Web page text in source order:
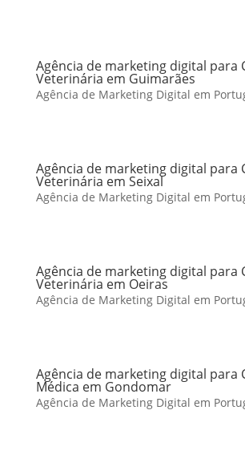
Agência de marketing digital para
Veterinária em Guimarães
Agência de Marketing Digital em
Agência de marketing digital para
Veterinária em Seixal
Agência de Marketing Digital em
Agência de marketing digital para
Veterinária em Oeiras
Agência de Marketing Digital em
Agência de marketing digital para
Médica em Gondomar
Agência de Marketing Digital em